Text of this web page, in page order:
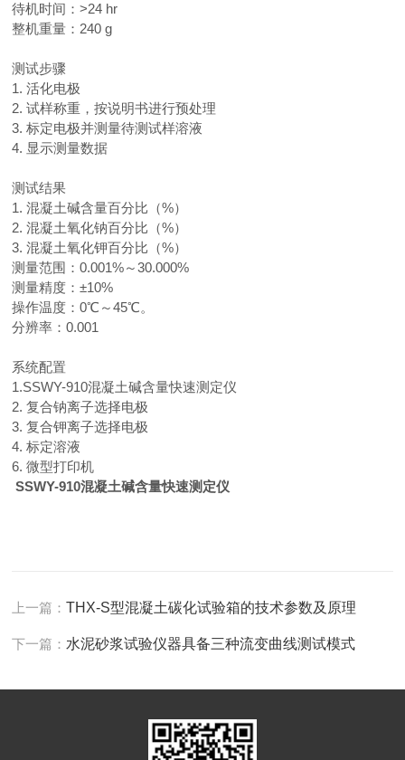
待机时间：>24 hr
整机重量： 240 g
测试步骤
1.活化电极
2.试样称重，按说明书进行预处理
3.标定电极并测量待测试样溶液
4. 显示测量数据
测试结果
1.混凝土碱含量百分比（%）
2.混凝土氧化钠百分比（%）
3.混凝土氧化钾百分比（%）
测量范围：0.001%～30.000%
测量精度：±10%
操作温度：0℃～45℃。
分辨率：0.001
系统配置
1.SSWY-910混凝土碱含量快速测定仪
2.复合钠离子选择电极
3.复合钾离子选择电极
4.标定溶液
6.微型打印机
SSWY-910混凝土碱含量快速测定仪
上一篇：THX-S型混凝土碳化试验箱的技术参数及原理
下一篇： 水泥砂浆试验仪器具备三种流变曲线测试模式